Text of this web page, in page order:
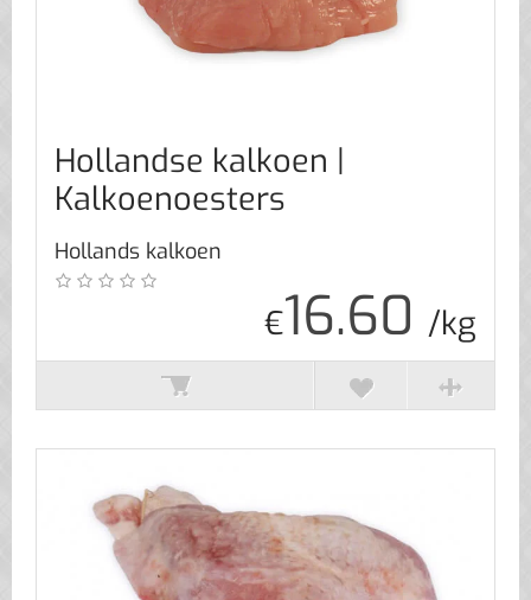
Hollandse kalkoen |
Kalkoenoesters
Hollands kalkoen
€16.60 /kg